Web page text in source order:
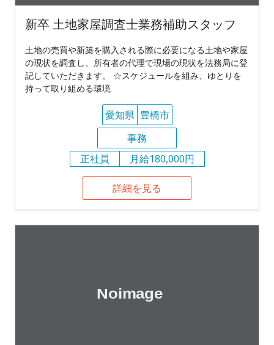
新卒 土地家屋調査士業務補助スタッフ
土地の売買や新築を購入される際に必要になる土地や家屋
の現状を調査し、所有者の代理で現場の現状を法務局に登
記していただきます。 ☆スケジュールを組み、ゆとりを
持って取り組める環境
愛知県 豊橋市
事務
正社員
月給180,000円
詳細を見る